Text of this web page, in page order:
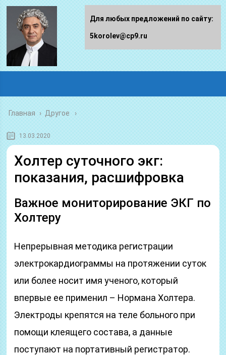
Главная › Другое
13.03.2020
Холтер суточного экг:
показания, расшифровка
Важное мониторирование ЭКГ по
Холтеру
Непрерывная методика регистрации
электрокардиограммы на протяжении суток
или более носит имя ученого, который
впервые ее применил – Нормана Холтера.
Электроды крепятся на теле больного при
помощи клеящего состава, а данные
поступают на портативный регистратор.
Для любых предложений по сайту:
5korolev@cp9.ru